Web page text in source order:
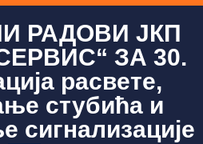
РАДОВИ ЈКП
ЗА 30.
расвете,
стубића и
сигнализације